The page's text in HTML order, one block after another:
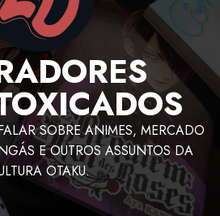
SOBRE ANIMES, MERCADO
E OUTROS ASSUNTOS DA
OTAKU.